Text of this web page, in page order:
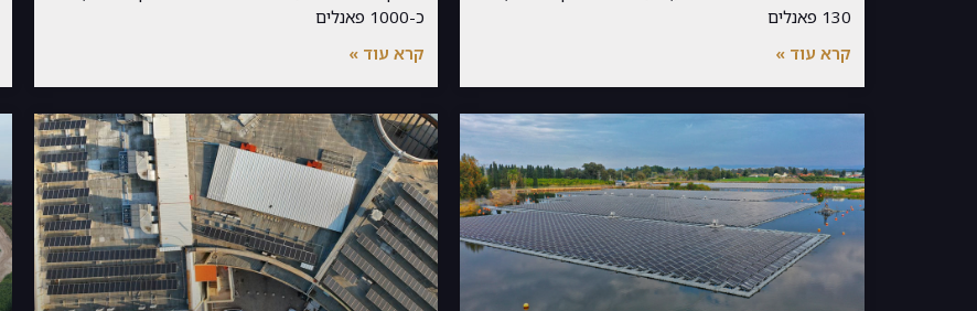
130 פאנלים
קרא עוד »
כ-1000 פאנלים
קרא עוד »